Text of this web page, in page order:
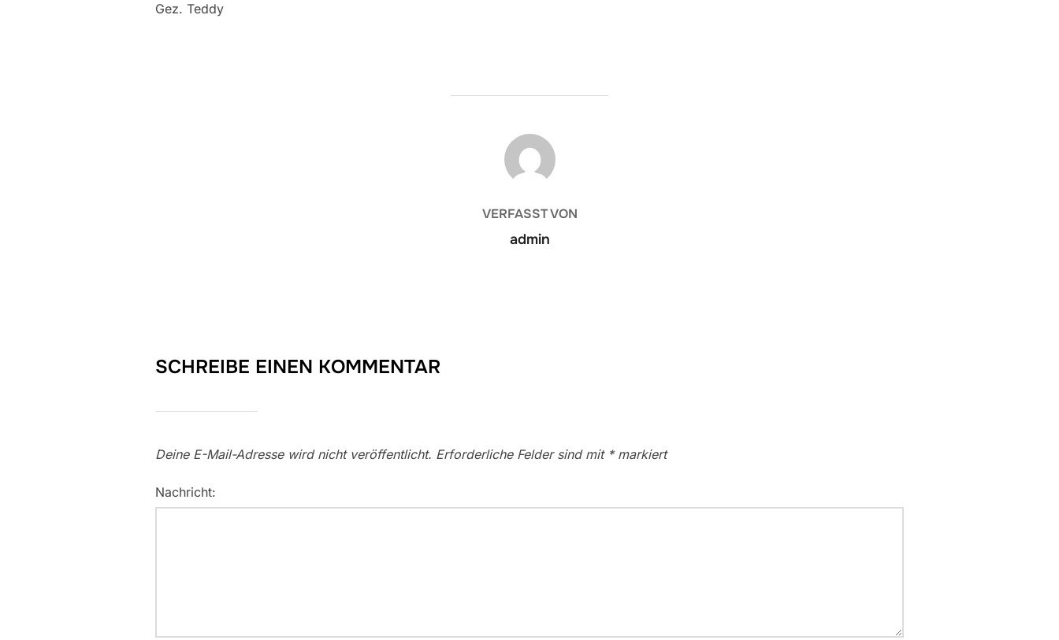
Gez. Teddy
BEITRAGSAUTOR
VERFASST VON
admin
SCHREIBE EINEN KOMMENTAR
Deine E-Mail-Adresse wird nicht veröffentlicht. Erforderliche Felder sind mit *markiert
Nachricht: